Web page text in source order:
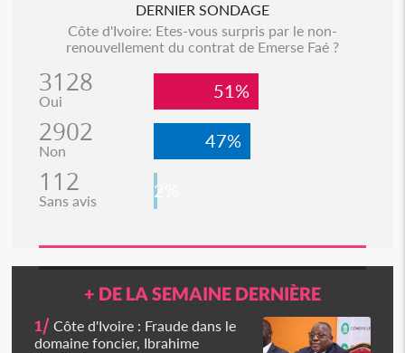
DERNIER SONDAGE
Côte d'Ivoire: Etes-vous surpris par le non-
renouvellement du contrat de Emerse Faé ?
3128
Oui 51%
2902
Non 47%
112
Sans avis 2%
+ DE LA SEMAINE DERNIÈRE
1/ Côte d'Ivoire : Fraude dans le
domaine foncier, Ibrahime